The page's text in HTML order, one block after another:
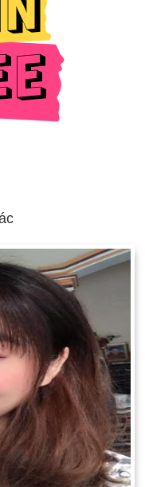
tử bất chấp sự
5 năm 13). Pakistan
trả (ngày 29, 30 tháng
sau 32 năm cầm
không kích (16–19
bị đánh bom (ngày
(ngày 20 tháng 8).
tài chính (ngày 17
bắt tại London (ngày 16
và Arafat thúc đẩy các
tiến tới (ngày 23 tháng
Đông
7) trong lịch sử
de Champlain